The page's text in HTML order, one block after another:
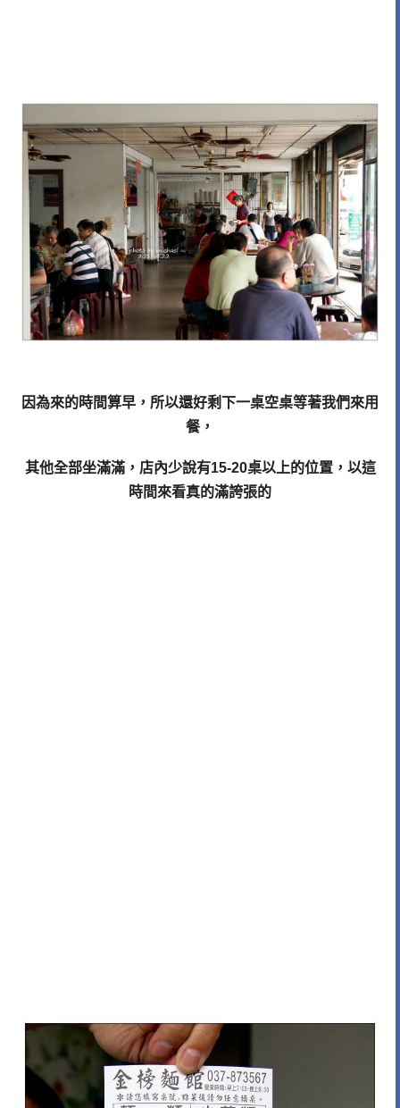
因為來的時間算早，所以還好剩下一桌空桌等著我們來用
餐，
其他全部坐滿滿，店內少說有15-20桌以上的位置，以這
時間來看真的滿誇張的